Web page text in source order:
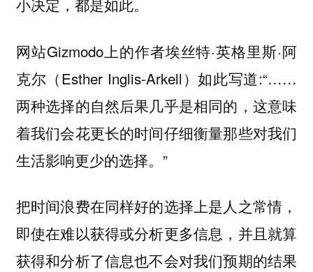
小决定，都是如此。
网站Gizmodo上的作者埃丝特·英格里斯·阿
克尔（Esther Inglis-Arkell）如此写道:“……
两种选择的自然后果几乎是相同的，这意味
着我们会花更长的时间仔细衡量那些对我们
生活影响更少的选择。”
把时间浪费在同样好的选择上是人之常情，
即使在难以获得或分析更多信息，并且就算
获得和分析了信息也不会对我们预期的结果